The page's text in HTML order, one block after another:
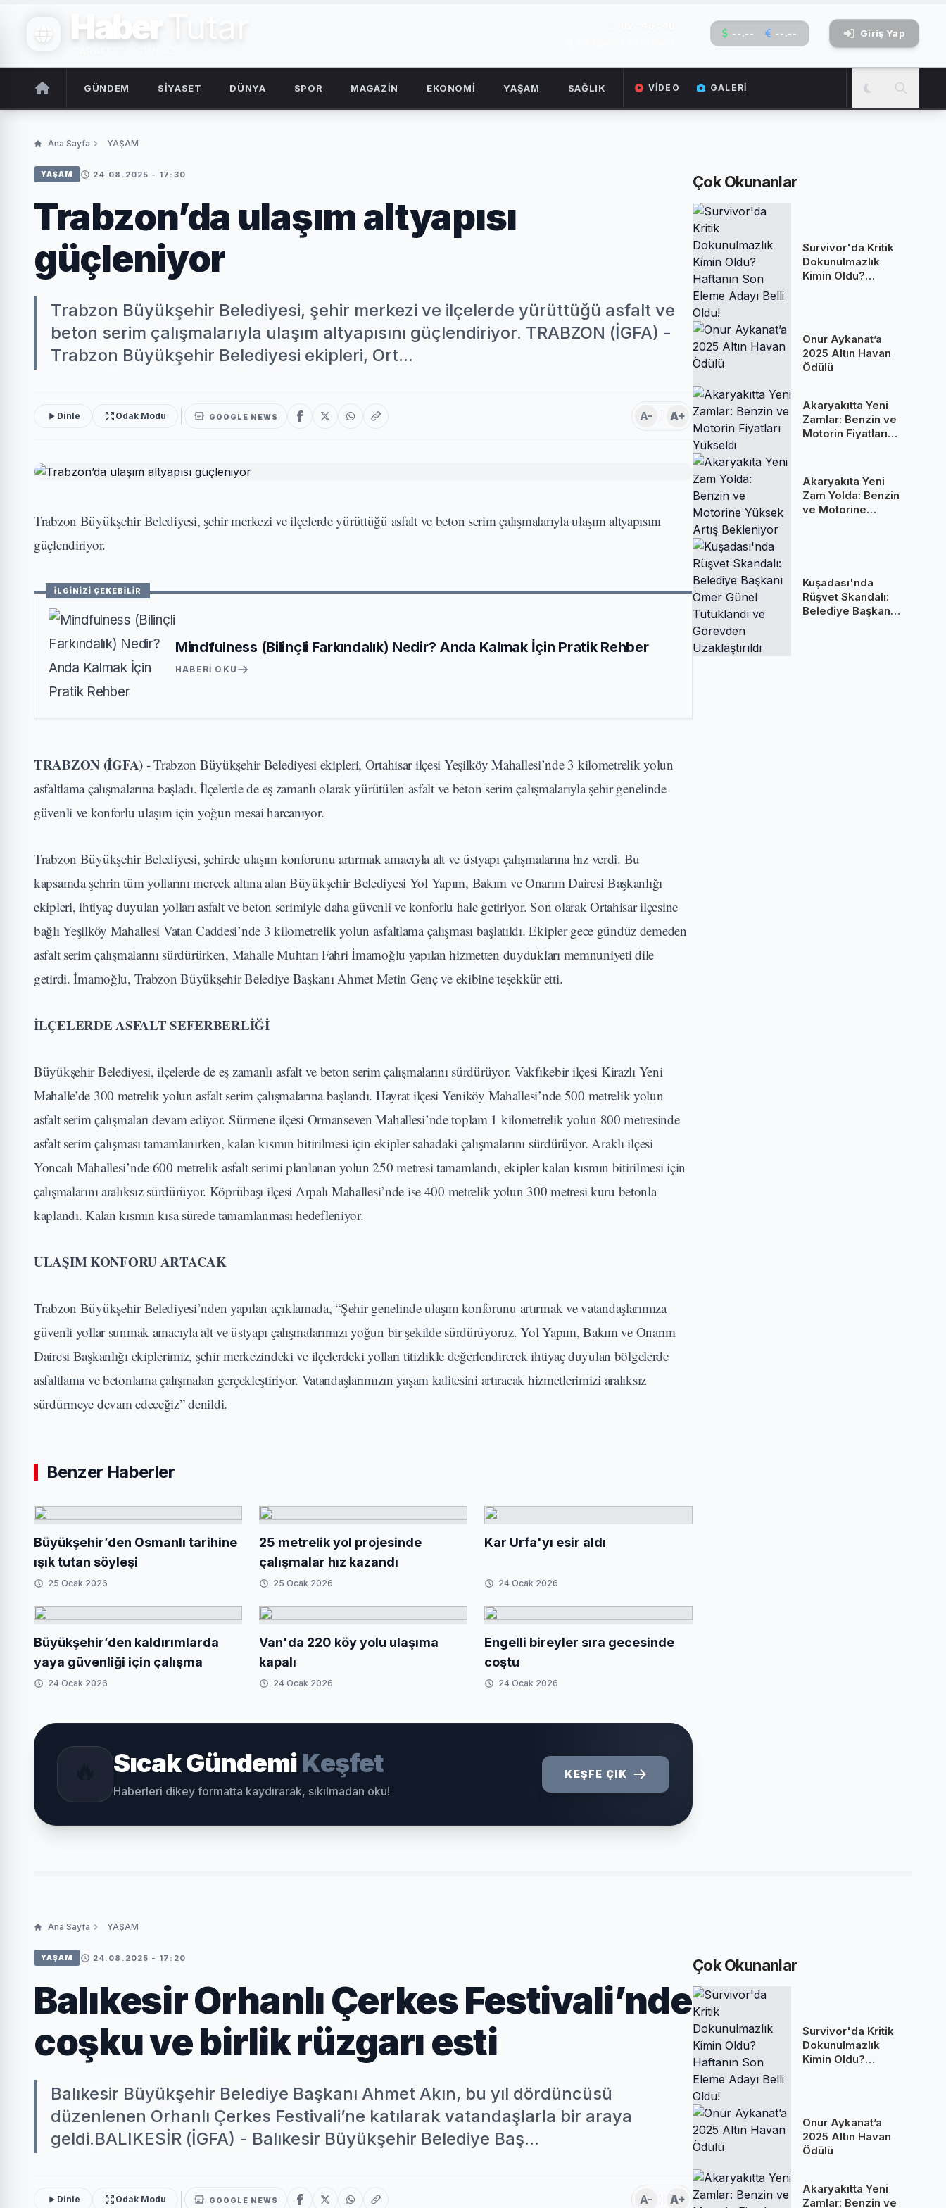
Haber Tutar --.-- --.-- Giriş Yap
GÜNDEM SİYASET DÜNYA SPOR MAGAZİN EKONOMİ YAŞAM SAĞLIK VIDEO GALERI
Ana Sayfa YAŞAM
YAŞAM 24.08.2025 - 17:30
Trabzon’da ulaşım altyapısı
güçleniyor
Trabzon Büyükşehir Belediyesi, şehir merkezi ve ilçelerde yürüttüğü asfalt ve
beton serim çalışmalarıyla ulaşım altyapısını güçlendiriyor. TRABZON (İGFA) -
Trabzon Büyükşehir Belediyesi ekipleri, Ort...
Dinle Odak Modu GOOGLE NEWS A- A+
Trabzon Büyükşehir Belediyesi, şehir merkezi ve ilçelerde yürüttüğü asfalt ve beton serim çalışmalarıyla ulaşım altyapısını
güçlendiriyor.
İLGİNİZİ ÇEKEBİLİR
Mindfulness (Bilinçli Farkındalık) Nedir? Anda Kalmak İçin Pratik Rehber
HABERI OKU
TRABZON (İGFA) -Trabzon Büyükşehir Belediyesi ekipleri, Ortahisar ilçesi Yeşilköy Mahallesi’nde 3 kilometrelik yolun
asfaltlama çalışmalarına başladı. İlçelerde de eş zamanlı olarak yürütülen asfalt ve beton serim çalışmalarıyla şehir genelinde
güvenli ve konforlu ulaşım için yoğun mesai harcanıyor.
Trabzon Büyükşehir Belediyesi, şehirde ulaşım konforunu artırmak amacıyla alt ve üstyapı çalışmalarına hız verdi. Bu
kapsamda şehrin tüm yollarını mercek altına alan Büyükşehir Belediyesi Yol Yapım, Bakım ve Onarım Dairesi Başkanlığı
ekipleri, ihtiyaç duyulan yolları asfalt ve beton serimiyle daha güvenli ve konforlu hale getiriyor. Son olarak Ortahisar ilçesine
bağlı Yeşilköy Mahallesi Vatan Caddesi’nde 3 kilometrelik yolun asfaltlama çalışması başlatıldı. Ekipler gece gündüz demeden
asfalt serim çalışmalarını sürdürürken, Mahalle Muhtarı Fahri İmamoğlu yapılan hizmetten duydukları memnuniyeti dile
getirdi. İmamoğlu, Trabzon Büyükşehir Belediye Başkanı Ahmet Metin Genç ve ekibine teşekkür etti.
İLÇELERDE ASFALT SEFERBERLİĞİ
Büyükşehir Belediyesi, ilçelerde de eş zamanlı asfalt ve beton serim çalışmalarını sürdürüyor. Vakfıkebir ilçesi Kirazlı Yeni
Mahalle’de 300 metrelik yolun asfalt serim çalışmalarına başlandı. Hayrat ilçesi Yeniköy Mahallesi’nde 500 metrelik yolun
asfalt serim çalışmaları devam ediyor. Sürmene ilçesi Ormanseven Mahallesi’nde toplam 1 kilometrelik yolun 800 metresinde
asfalt serim çalışması tamamlanırken, kalan kısmın bitirilmesi için ekipler sahadaki çalışmalarını sürdürüyor. Araklı ilçesi
Yoncalı Mahallesi’nde 600 metrelik asfalt serimi planlanan yolun 250 metresi tamamlandı, ekipler kalan kısmın bitirilmesi için
çalışmalarını aralıksız sürdürüyor. Köprübaşı ilçesi Arpalı Mahallesi’nde ise 400 metrelik yolun 300 metresi kuru betonla
kaplandı. Kalan kısmın kısa sürede tamamlanması hedefleniyor.
ULAŞIM KONFORU ARTACAK
Trabzon Büyükşehir Belediyesi’nden yapılan açıklamada, “Şehir genelinde ulaşım konforunu artırmak ve vatandaşlarımıza
güvenli yollar sunmak amacıyla alt ve üstyapı çalışmalarımızı yoğun bir şekilde sürdürüyoruz. Yol Yapım, Bakım ve Onarım
Dairesi Başkanlığı ekiplerimiz, şehir merkezindeki ve ilçelerdeki yolları titizlikle değerlendirerek ihtiyaç duyulan bölgelerde
asfaltlama ve betonlama çalışmaları gerçekleştiriyor. Vatandaşlarımızın yaşam kalitesini artıracak hizmetlerimizi aralıksız
sürdürmeye devam edeceğiz” denildi.
Benzer Haberler
Büyükşehir’den Osmanlı tarihine
ışık tutan söyleşi
25 Ocak 2026
25 metrelik yol projesinde
çalışmalar hız kazandı
25 Ocak 2026
Kar Urfa'yı esir aldı
24 Ocak 2026
Büyükşehir’den kaldırımlarda
yaya güvenliği için çalışma
24 Ocak 2026
Van'da 220 köy yolu ulaşıma
kapalı
24 Ocak 2026
Engelli bireyler sıra gecesinde
coştu
24 Ocak 2026
Sıcak GündemiKeşfet
Haberleri dikey formatta kaydırarak, sıkılmadan oku!
KEŞFE ÇIK
Çok Okunanlar
Survivor'da Kritik
Dokunulmazlık
Kimin Oldu?
Onur Aykanat’a
2025 Altın Havan
Ödülü
Akaryakıtta Yeni
Zamlar: Benzin ve
Motorin Fiyatları
Akaryakıta Yeni
Zam Yolda: Benzin
ve Motorine
Kuşadası'nda
Rüşvet Skandalı:
Belediye Başkanı
Ana Sayfa YAŞAM
YAŞAM 24.08.2025 - 17:20
Balıkesir Orhanlı Çerkes Festivali’nde
coşku ve birlik rüzgarı esti
Balıkesir Büyükşehir Belediye Başkanı Ahmet Akın, bu yıl dördüncüsü
düzenlenen Orhanlı Çerkes Festivali’ne katılarak vatandaşlarla bir araya
geldi.BALIKESİR (İGFA) - Balıkesir Büyükşehir Belediye Baş...
Dinle Odak Modu GOOGLE NEWS A- A+
Çok Okunanlar
Survivor'da Kritik
Dokunulmazlık
Kimin Oldu?
Onur Aykanat’a
2025 Altın Havan
Ödülü
Akaryakıtta Yeni
Zamlar: Benzin ve